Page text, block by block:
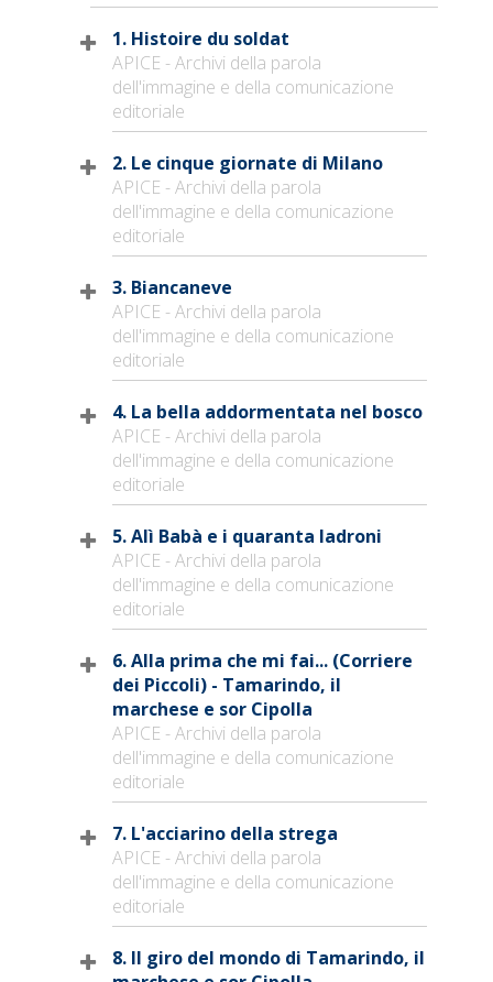
1. Histoire du soldat
APICE - Archivi della parola
dell'immagine e della comunicazione
editoriale
2. Le cinque giornate di Milano
APICE - Archivi della parola
dell'immagine e della comunicazione
editoriale
3. Biancaneve
APICE - Archivi della parola
dell'immagine e della comunicazione
editoriale
4. La bella addormentata nel bosco
APICE - Archivi della parola
dell'immagine e della comunicazione
editoriale
5. Alì Babà e i quaranta ladroni
APICE - Archivi della parola
dell'immagine e della comunicazione
editoriale
6. Alla prima che mi fai... (Corriere
dei Piccoli) - Tamarindo, il
marchese e sor Cipolla
APICE - Archivi della parola
dell'immagine e della comunicazione
editoriale
7. L'acciarino della strega
APICE - Archivi della parola
dell'immagine e della comunicazione
editoriale
8. Il giro del mondo di Tamarindo, il